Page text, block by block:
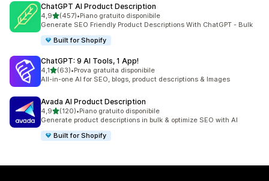
ChatGPT AI Product Description
4,9stelle su 5
(457)
457 recensioni totali
•Piano gratuito disponibile
Generate SEO Friendly Product Descriptions With ChatGPT - Bulk
Built for Shopify
ChatGPT: 9 AI Tools, 1 App!
4,1stelle su 5
(63)
63 recensioni totali
•Prova gratuita disponibile
All-in-one AI for SEO, blogs, product descriptions & Images
Avada AI Product Description
4,9stelle su 5
(120)
120 recensioni totali
•Piano gratuito disponibile
Generate product descriptions in bulk & optimize SEO with AI
Built for Shopify